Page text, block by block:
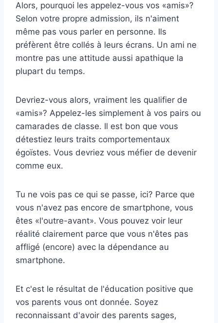
Alors, pourquoi les appelez-vous vos «amis»?
Selon votre propre admission, ils n'aiment
même pas vous parler en personne. Ils
préfèrent être collés à leurs écrans. Un ami ne
montre pas une attitude aussi apathique la
plupart du temps.
Devriez-vous alors, vraiment les qualifier de
«amis»? Appelez-les simplement à vos pairs ou
camarades de classe. Il est bon que vous
détestiez leurs traits comportementaux
égoïstes. Vous devriez vous méfier de devenir
comme eux.
Tu ne vois pas ce qui se passe, ici? Parce que
vous n'avez pas encore de smartphone, vous
êtes «l'outre-avant». Vous pouvez voir leur
réalité clairement parce que vous n'êtes pas
affligé (encore) avec la dépendance au
smartphone.
Et c'est le résultat de l'éducation positive que
vos parents vous ont donnée. Soyez
reconnaissant d'avoir des parents sages,